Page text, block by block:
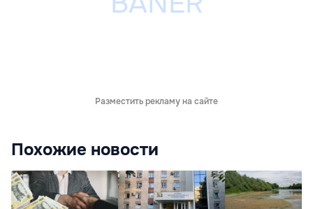
Разместить рекламу на сайте
Похожие новости